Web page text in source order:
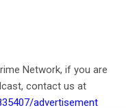
Network, if you are
contact us at
advertisement